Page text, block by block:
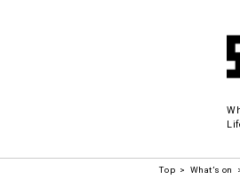
Top What’s on